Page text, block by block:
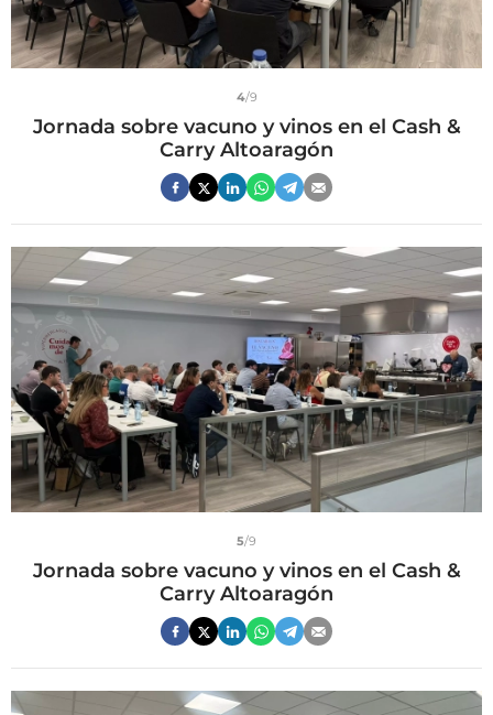
4/9
Jornada sobre vacuno y vinos en el Cash &
Carry Altoaragón
5/9
Jornada sobre vacuno y vinos en el Cash &
Carry Altoaragón